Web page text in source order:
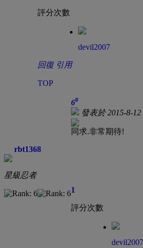
評分次數
devil2007
回復 引用
TOP
rbt1368
星級忍者
6#
發表於 2015-8-
同求.非常期待!
1
評分次數
devil2007